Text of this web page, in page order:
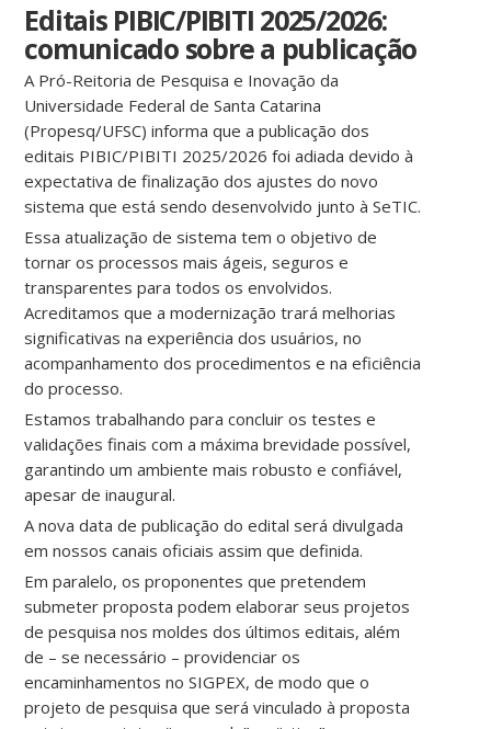
Editais PIBIC/PIBITI 2025/2026:
comunicado sobre a publicação
A Pró-Reitoria de Pesquisa e Inovação da
Universidade Federal de Santa Catarina
(Propesq/UFSC) informa que a publicação dos
editais PIBIC/PIBITI 2025/2026 foi adiada devido à
expectativa de finalização dos ajustes do novo
sistema que está sendo desenvolvido junto à SeTIC.
Essa atualização de sistema tem o objetivo de
tornar os processos mais ágeis, seguros e
transparentes para todos os envolvidos.
Acreditamos que a modernização trará melhorias
significativas na experiência dos usuários, no
acompanhamento dos procedimentos e na eficiência
do processo.
Estamos trabalhando para concluir os testes e
validações finais com a máxima brevidade possível,
garantindo um ambiente mais robusto e confiável,
apesar de inaugural.
A nova data de publicação do edital será divulgada
em nossos canais oficiais assim que definida.
Em paralelo, os proponentes que pretendem
submeter proposta podem elaborar seus projetos
de pesquisa nos moldes dos últimos editais, além
de – se necessário – providenciar os
encaminhamentos no SIGPEX, de modo que o
projeto de pesquisa que será vinculado à proposta